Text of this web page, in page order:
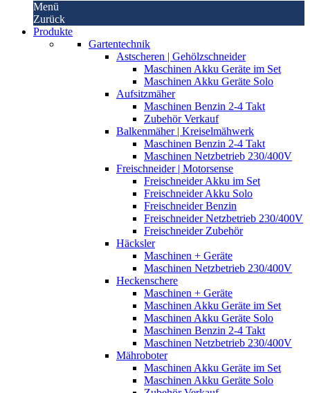
Menü
Zurück
Produkte
Gartentechnik
Astscheren | Gehölzschneider
Maschinen Akku Geräte im Set
Maschinen Akku Geräte Solo
Aufsitzmäher
Maschinen Benzin 2-4 Takt
Zubehör Verkauf
Balkenmäher | Kreiselmähwerk
Maschinen Benzin 2-4 Takt
Maschinen Netzbetrieb 230/400V
Freischneider | Motorsense
Freischneider Akku im Set
Freischneider Akku Solo
Freischneider Benzin
Freischneider Netzbetrieb 230/400V
Freischneider Zubehör
Häcksler
Maschinen + Geräte
Maschinen Netzbetrieb 230/400V
Heckenschere
Maschinen + Geräte
Maschinen Akku Geräte im Set
Maschinen Akku Geräte Solo
Maschinen Benzin 2-4 Takt
Maschinen Netzbetrieb 230/400V
Mähroboter
Maschinen Akku Geräte im Set
Maschinen Akku Geräte Solo